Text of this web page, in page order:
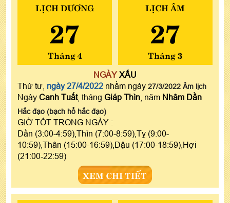
LỊCH DƯƠNG
27
Tháng 4
LỊCH ÂM
27
Tháng 3
NGÀYXẤU
Thứ tư, ngày 27/4/2022 nhằm ngày 27/3/2022 Âm lịch
Ngày Canh Tuất, tháng Giáp Thìn , năm Nhâm Dần
Hắc đạo (bạch hổ hắc đạo)
GIỜ TỐT TRONG NGÀY :
Dần (3:00-4:59),Thìn (7:00-8:59),Tỵ (9:00-
10:59),Thân (15:00-16:59),Dậu (17:00-18:59),Hợi
(21:00-22:59)
XEM CHI TIẾT